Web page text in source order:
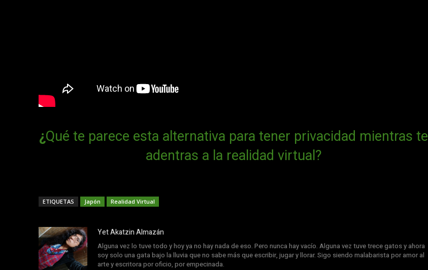
¿Qué te parece esta alternativa para tener privacidad mientras te
adentras a la realidad virtual?
ETIQUETAS Japón Realidad Virtual
Yet Akatzin Almazán
Alguna vez lo tuve todo y hoy ya no hay nada de eso. Pero nunca hay vacío. Alguna vez tuve trece gatos y ahora
soy solo una gata bajo la lluvia que no sabe más que escribir, jugar y llorar. Sigo siendo malabarista por amor al
arte y escritora por oficio, por empecinada.